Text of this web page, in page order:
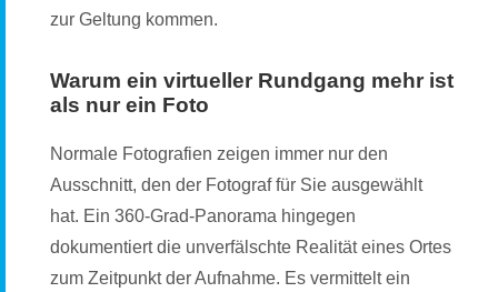
zur Geltung kommen.
Warum ein virtueller Rundgang mehr ist
als nur ein Foto
Normale Fotografien zeigen immer nur den
Ausschnitt, den der Fotograf für Sie ausgewählt
hat. Ein 360-Grad-Panorama hingegen
dokumentiert die unverfälschte Realität eines Ortes
zum Zeitpunkt der Aufnahme. Es vermittelt ein